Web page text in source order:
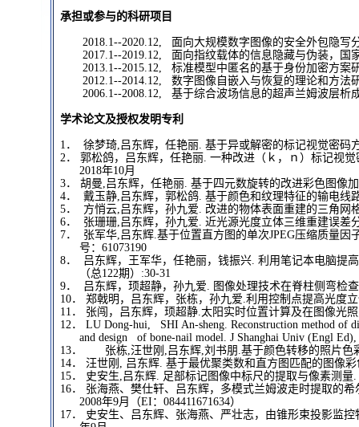
承担或参与的科研项目
2018.1--2020.12, 面向大规模数字图像的安全外包隐写
2017.1--2019.12, 面向指纹载体的信息隐藏与伪装，国
2013.1--2015.12,标准模型中匿名的基于身份加密方案
2012.1--2014.12,数字图像自嵌入与恢复的理论和方法
2006.1--2008.12,基于综合波场信息的超声兰姆波层析
学术论文及授权发明专利
1．
徐梦琦,吕东辉，任艳丽. 基于异或解密的标记视觉密码
2．
郭松鸽，吕东辉，任艳丽. 一种改进（ｋ，ｎ）标记视
2018年10月
3．
胡曼,吕东辉，任艳丽. 基于四元数旋转的改进彩色图像
4．
戴玉静,吕东辉，郭松鸽. 基于颜色和纹理特征的输电线
5．
方悄云,吕东辉，孙九爱. 改进的物体表面重建的三角网
6．
张珊珊,吕东辉，孙九爱. 近光源光度立体三维重建误差
7．
张军华,吕东辉.基于位置直方图的单次JPEG压缩质量因
号：61073190
8．
吕东辉，王军华，任艳丽，钱振兴. 利用笔记本电脑提
（总122期）:30-31
9．
吕东辉，顼超静，孙九爱. 图像处理技术在脊柱侧弯检
10． 郑戟明，吕东辉，张栋，孙九爱.利用控制点提高光度
11． 张闯，吕东辉，顼超静.太阳实时位置计算及在图像光
12． LU Dong-hui, SHI An-sheng. Reconstruction method of
and design of bone-nail model. J Shanghai Univ (Engl
13．
张栋,汪世刚,吕东辉,刘书朋.基于颜色转移的照片色
14． 汪世刚, 吕东辉. 基于最优聚类数和直方图匹配的图像
15． 史安生,吕东辉. 足部标记图像中标尺的提取与像素测
16． 张海燕、樊仕轩、吕东辉，多模式兰姆波走时提取的
2008年9月（EI：084411671634）
17． 史安生、吕东辉、张海燕、严壮志，由锥形束投影监